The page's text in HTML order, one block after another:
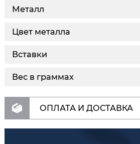
Металл
Цвет металла
Вставки
Вес в граммах
ОПЛАТА И ДОСТАВКА